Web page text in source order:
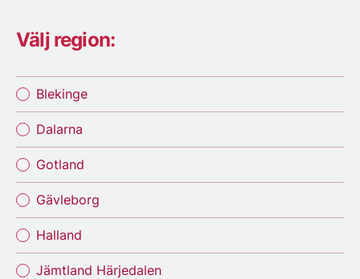
Välj region:
Blekinge
Dalarna
Gotland
Gävleborg
Halland
Jämtland Härjedalen